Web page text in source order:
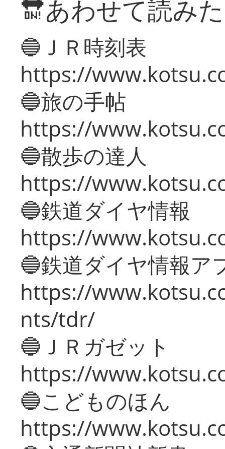
🔛あわせて読み
🔵ＪＲ時刻表
https://
🔵旅の手帖
https://
🔵散歩の達人
https://
🔵鉄道ダイヤ情報
https://
🔵鉄道ダイヤ情報ア
https://
nts/tdr/
🔵ＪＲガゼット
https://
🔵こどものほん
https://